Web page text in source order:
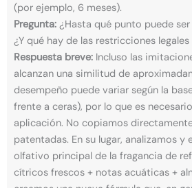
(por ejemplo, 6 meses).
Pregunta: ¿Hasta qué punto puede
¿Y qué hay de las restricciones
Respuesta breve: Incluso las
alcanzan una similitud de
desempeño puede variar según la
frente a ceras), por lo que es
aplicación. No copiamos
patentadas. En su lugar, analizamos y
olfativo principal de la fragancia de
cítricos frescos + notas acuáticas +